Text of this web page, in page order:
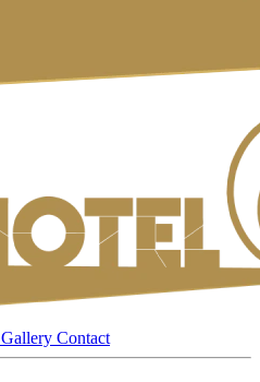
Gallery Contact